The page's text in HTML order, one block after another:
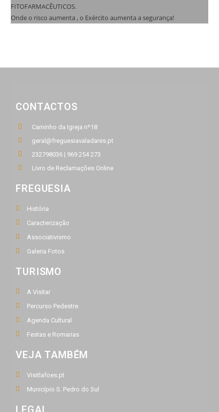
FITOFARMACÊUTICOS.
Onde o risco aumenta , o Exército aumenta a segurança!
CONTACTOS
Caminho da Igreja nº18
geral@freguesiavaladares.pt
232798036 | 969 254 273
Livro de Reclamações Online
FREGUESIA
História
Caracterização
Associativismo
Galeria Fotos
TURISMO
A Visitar
Percurso Pedestre
Agenda Cultural
Festas e Romarias
VEJA TAMBÉM
Visitlafoes.pt
Município S. Pedro do Sul
LEGAL